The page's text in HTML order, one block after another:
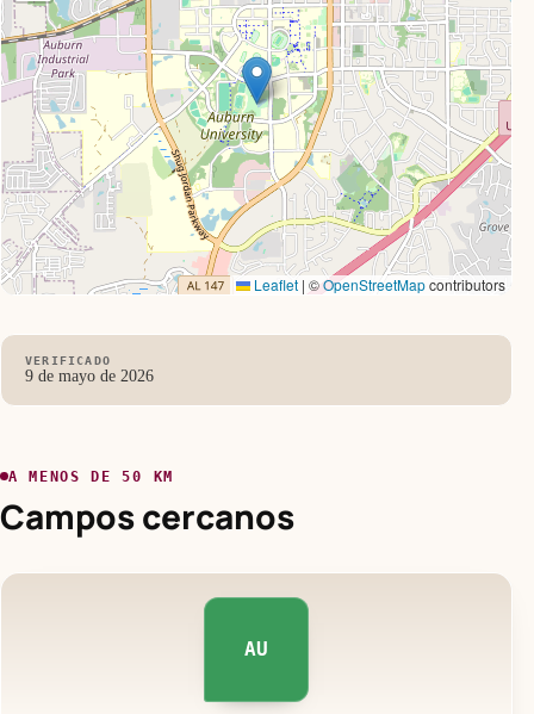
Leaflet | ©OpenStreetMapcontributors
VERIFICADO
9 de mayo de 2026
A MENOS DE 50 KM
Campos cercanos
AU